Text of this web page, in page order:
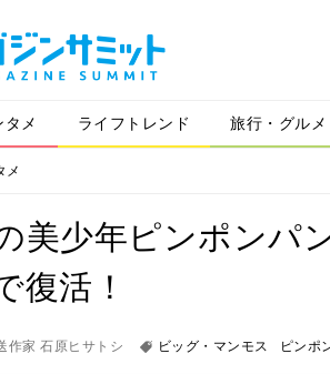
タメ ライフトレンド 旅行・グルメ
メ
美少年ピンポンパ
復活！
作家 石原ヒサトシ ビッグ・マンモス ピンポ